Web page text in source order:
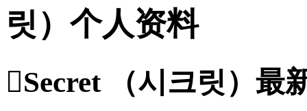
릿）个人资料
Secret （시크릿）最